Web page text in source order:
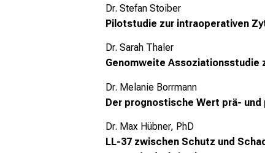
Dr. Stefan Stoiber
Pilotstudie zur intraoperativen
Dr. Sarah Thaler
Genomweite Assoziationsstudie
Dr. Melanie Borrmann
Der prognostische Wert prä-
Dr. Max Hübner, PhD
LL-37 zwischen Schutz und